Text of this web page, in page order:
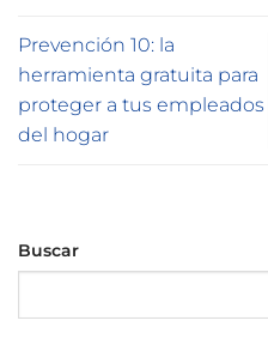
Prevención 10: la
herramienta gratuita para
proteger a tus empleados
del hogar
Buscar